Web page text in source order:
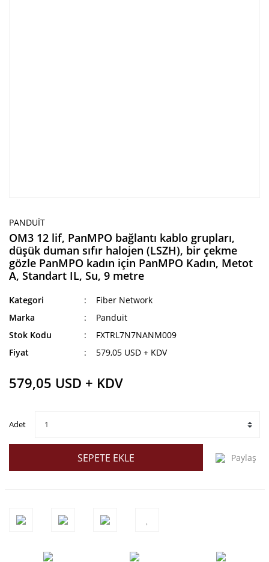
PANDUIT
OM3 12 lif, PanMPO bağlantı kablo grupları,
düşük duman sıfır halojen (LSZH), bir çekme
gözle PanMPO kadın için PanMPO Kadın, Metot
A, Standart IL, Su, 9 metre
Kategori
Fiber Network
Marka
Panduit
Stok Kodu
FXTRL7N7NANM009
Fiyat
579,05 USD + KDV
579,05 USD + KDV
Adet
SEPETE EKLE Paylaş